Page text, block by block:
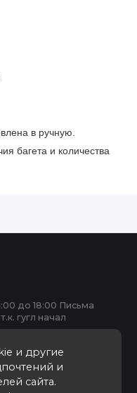
в ручную.
багета и количества
и другие
и
сайта.
до 18:00 Письма
гугл начал